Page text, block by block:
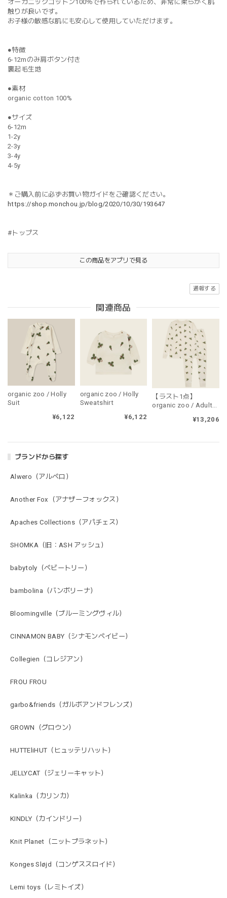
ブランドから探す
Alwero（アルベロ）
Another Fox（アナザーフォックス）
Apaches Collections（アパチェス）
SHOMKA（旧：ASH アッシュ）
babytoly（ベビートリー）
bambolina（バンボリーナ）
Bloomingville（ブルーミングヴィル）
CINNAMON BABY（シナモンベイビー）
Collegien（コレジアン）
FROU FROU
garbo&friends（ガルボアンドフレンズ）
GROWN（グロウン）
HUTTEliHUT（ヒュッテリハット）
JELLYCAT（ジェリーキャット）
Kalinka（カリンカ）
KINDLY（カインドリー）
Knit Planet（ニットプラネット）
Konges Sløjd（コンゲススロイド）
Lemi toys（レミトイズ）
オーガニックコットン100％で作られているため、非常に柔らかく肌
触りが良いです。
お子様の敏感な肌にも安心して使用していただけます。
●特徴
6-12mのみ肩ボタン付き
裏起毛生地
●素材
organic cotton 100%
●サイズ
6-12m
1-2y
2-3y
3-4y
4-5y
＊ご購入前に必ずお買い物ガイドをご確認ください。
https://shop.monchou.jp/blog/2020/10/30/193647
#トップス
この商品をアプリで見る
通報する
関連商品
organic zoo / Holly
Suit
¥6,122
organic zoo / Holly
Sweatshirt
¥6,122
【ラスト1点】
organic zoo / Adult
上下セット販売）¥13,206